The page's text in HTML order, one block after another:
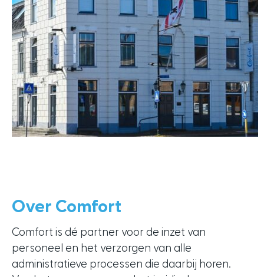
Over Comfort
Comfort is dé partner voor de inzet van
personeel en het verzorgen van alle
administratieve processen die daarbij horen.